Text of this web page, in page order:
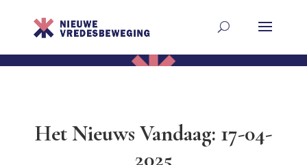
Het Nieuws Vandaag: 17-04-
2025